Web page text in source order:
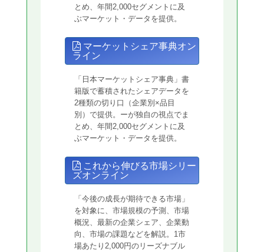
とめ、年間2,000セグメントに及
ぶマーケット・データを提供。
マーケットシェア事典オン
ライン
「日本マーケットシェア事典」書
籍版で蓄積されたシェアデータを
2種類の切り口（企業別×品目
別）で提供。ーが独自の視点でま
とめ、年間2,000セグメントに及
ぶマーケット・データを提供。
これから伸びる市場シリー
ズオンライン
「今後の成長が期待できる市場」
を対象に、市場規模の予測、市場
概況、最新の企業シェア、企業動
向、市場の課題などを解説。1市
場あたり2,000円のリーズナブル